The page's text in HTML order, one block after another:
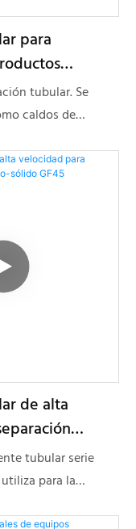
para
tubular. Se
caldos de
de alta
GF45
tubular serie
utiliza para la